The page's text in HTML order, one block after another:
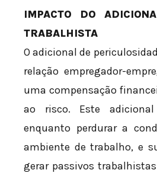
IMPACTO DO
TRABALHISTA
O adicional de
relação empregador-
uma compensação
ao risco. Este
enquanto perdurar a
ambiente de trabalho, e
gerar passivos